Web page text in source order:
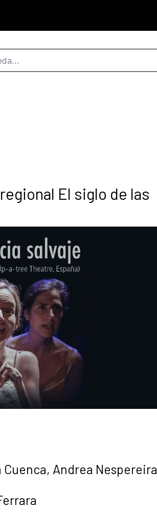
El siglo de las
Andrea Nespereira